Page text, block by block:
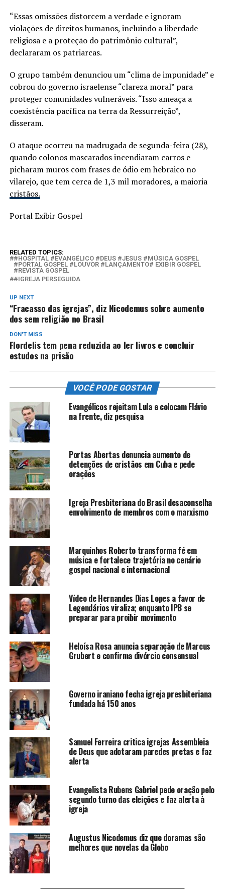
“Essas omissões distorcem a verdade e ignoram
violações de direitos humanos, incluindo a liberdade
religiosa e a proteção do patrimônio cultural”,
declararam os patriarcas.
O grupo também denunciou um “clima de impunidade” e
cobrou do governo israelense “clareza moral” para
proteger comunidades vulneráveis. “Isso ameaça a
coexistência pacífica na terra da Ressurreição”,
disseram.
O ataque ocorreu na madrugada de segunda-feira (28),
quando colonos mascarados incendiaram carros e
picharam muros com frases de ódio em hebraico no
vilarejo, que tem cerca de 1,3 mil moradores, a maioria
cristãos.
Portal Exibir Gospel
RELATED TOPICS:
#HOSPITAL #EVANGÉLICO #DEUS #JESUS #MÚSICA GOSPEL
#PORTAL GOSPEL #LOUVOR #LANÇAMENTO# EXIBIR GOSPEL
#REVISTA GOSPEL
#IGREJA PERSEGUIDA
UP NEXT
“Fracasso das igrejas”, diz Nicodemus sobre aumento
dos sem religião no Brasil
DON'T MISS
Flordelis tem pena reduzida ao ler livros e concluir
estudos na prisão
VOCÊ PODE GOSTAR
Evangélicos rejeitam Lula e colocam Flávio
na frente, diz pesquisa
Portas Abertas denuncia aumento de
detenções de cristãos em Cuba e pede
orações
Igreja Presbiteriana do Brasil desaconselha
envolvimento de membros com o marxismo
Marquinhos Roberto transforma fé em
música e fortalece trajetória no cenário
gospel nacional e internacional
Vídeo de Hernandes Dias Lopes a favor de
Legendários viraliza; enquanto IPB se
preparar para proibir movimento
Heloísa Rosa anuncia separação de Marcus
Grubert e confirma divórcio consensual
Governo iraniano fecha igreja presbiteriana
fundada há 150 anos
Samuel Ferreira critica igrejas Assembleia
de Deus que adotaram paredes pretas e faz
alerta
Evangelista Rubens Gabriel pede oração pelo
segundo turno das eleições e faz alerta à
igreja
Augustus Nicodemus diz que doramas são
melhores que novelas da Globo